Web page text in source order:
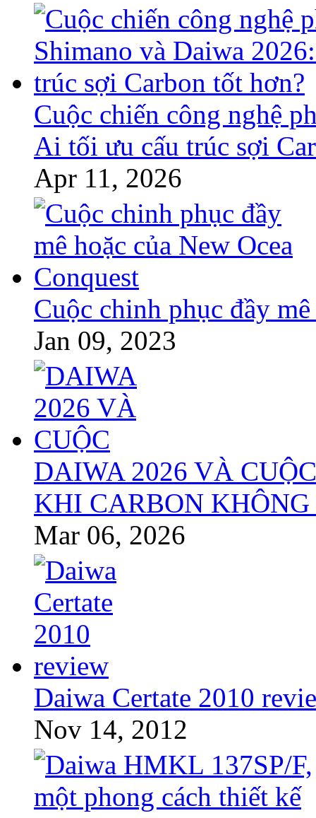
Cuộc chiến công nghệ
Ai tối ưu cấu trúc sợi
Apr 11, 2026
Cuộc chinh phục đầy
Jan 09, 2023
DAIWA 2026 VÀ
KHI CARBON
Mar 06, 2026
Daiwa Certate 2010
Nov 14, 2012